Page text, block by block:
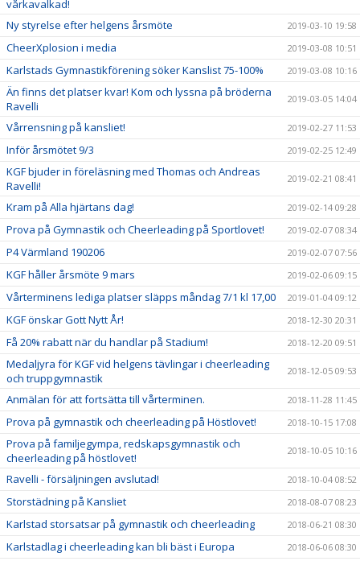
vårkavalkad!
Ny styrelse efter helgens årsmöte 2019-03-10 19:58
CheerXplosion i media 2019-03-08 10:51
Karlstads Gymnastikförening söker Kanslist 75-100% 2019-03-08 10:16
Än finns det platser kvar! Kom och lyssna på bröderna
Ravelli
2019-03-05 14:04
Vårrensning på kansliet! 2019-02-27 11:53
Inför årsmötet 9/3 2019-02-25 12:49
KGF bjuder in föreläsning med Thomas och Andreas
Ravelli!
2019-02-21 08:41
Kram på Alla hjärtans dag! 2019-02-14 09:28
Prova på Gymnastik och Cheerleading på Sportlovet! 2019-02-07 08:34
P4 Värmland 190206 2019-02-07 07:56
KGF håller årsmöte 9 mars 2019-02-06 09:15
Vårterminens lediga platser släpps måndag 7/1 kl 17,00 2019-01-04 09:12
KGF önskar Gott Nytt År! 2018-12-30 20:31
Få 20% rabatt när du handlar på Stadium! 2018-12-20 09:51
Medaljyra för KGF vid helgens tävlingar i cheerleading
och truppgymnastik
2018-12-05 09:53
Anmälan för att fortsätta till vårterminen. 2018-11-28 11:45
Prova på gymnastik och cheerleading på Höstlovet! 2018-10-15 17:08
Prova på familjegympa, redskapsgymnastik och
cheerleading på höstlovet!
2018-10-05 10:16
Ravelli - försäljningen avslutad! 2018-10-04 08:52
Storstädning på Kansliet 2018-08-07 08:23
Karlstad storsatsar på gymnastik och cheerleading 2018-06-21 08:30
Karlstadlag i cheerleading kan bli bäst i Europa 2018-06-06 08:30